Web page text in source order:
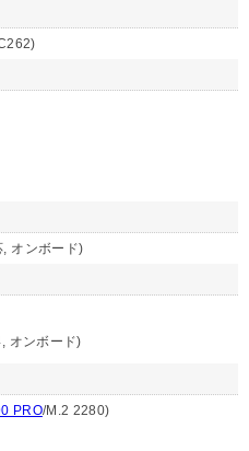
オンボード)
オンボード)
PRO/M.2 2280)